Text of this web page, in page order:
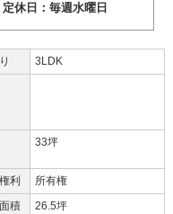
休日：毎週水曜日
3LDK
33坪
利
所有権
積
26.5坪